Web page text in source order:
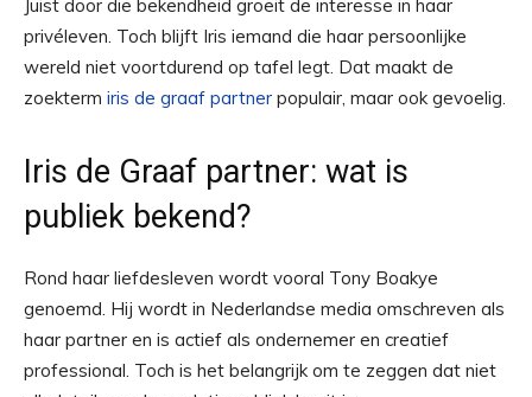
Juist door die bekendheid groeit de interesse in haar
privéleven. Toch blijft Iris iemand die haar persoonlijke
wereld niet voortdurend op tafel legt. Dat maakt de
zoekterm iris de graaf partner populair, maar ook gevoelig.
Iris de Graaf partner: wat is
publiek bekend?
Rond haar liefdesleven wordt vooral Tony Boakye
genoemd. Hij wordt in Nederlandse media omschreven als
haar partner en is actief als ondernemer en creatief
professional. Toch is het belangrijk om te zeggen dat niet